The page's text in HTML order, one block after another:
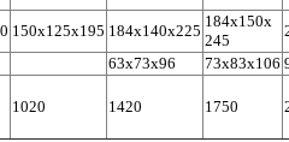
150x125x195 184x140x225
184x150x
245
63x73x96
73x83x106
1020 1420 1750